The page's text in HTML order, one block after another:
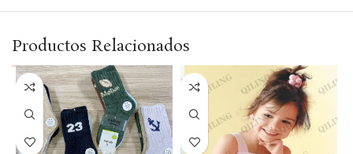
Productos Relacionados